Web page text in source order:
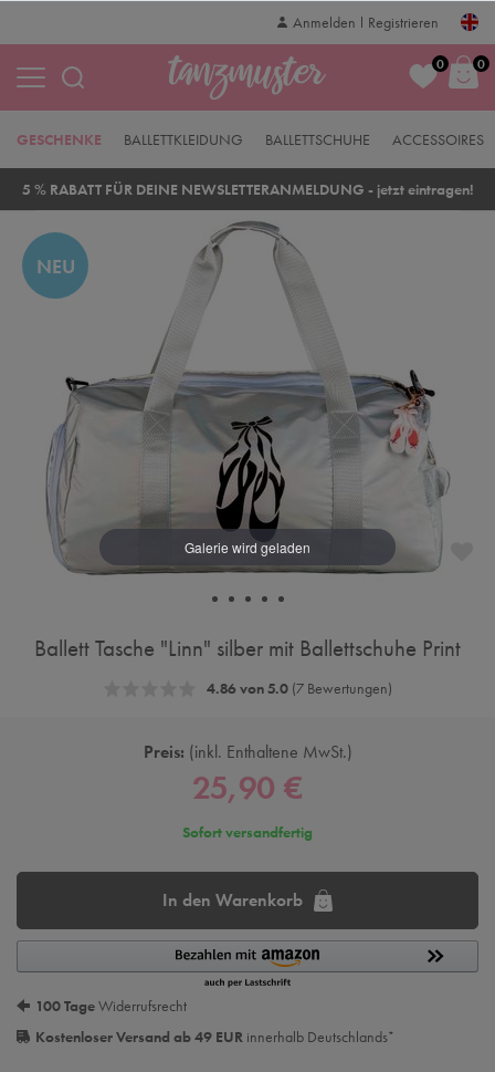
Anmelden Registrieren
0 0
BALLETTKLEIDUNG BALLETTSCHUHE ACCESSOIRES
GESCHENKE
5 % RABATT FÜR DEINE NEWSLETTERANMELDUNG - jetzt eintragen!
NEU
Ballett Tasche "Linn" silber mit Ballettschuhe Print
4.86 von 5.0(7 Bewertungen)
Preis: inkl. Enthaltene MwSt.
25,90 €
Sofort versandfertig
In den Warenkorb
100 TageWiderrufsrecht
Kostenloser Versand ab 49 EUR innerhalb Deutschlands*